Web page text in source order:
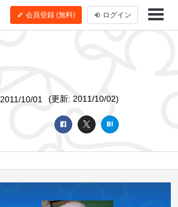
会員登録 (無料) ログイン
2011/10/01 (更新: 2011/10/02)